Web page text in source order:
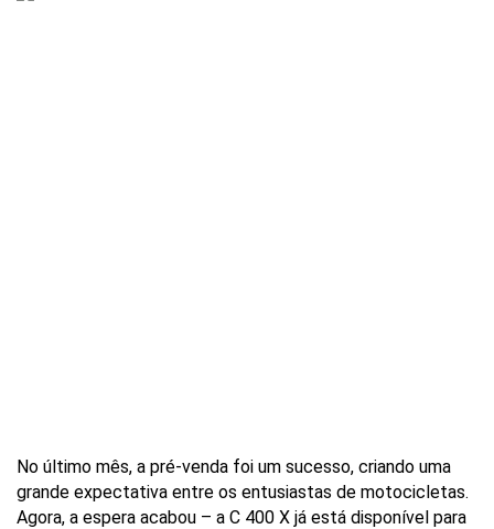
No último mês, a pré-venda foi um sucesso, criando uma
grande expectativa entre os entusiastas de motocicletas.
Agora, a espera acabou – a C 400 X já está disponível para